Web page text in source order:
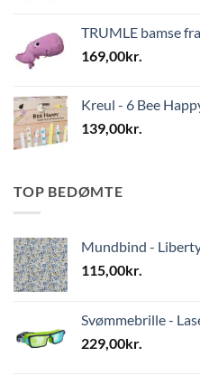
TRUMLE bamse
169,00kr.
Kreul - 6 Bee
139,00kr.
TOP BEDØMTE
Mundbind -
115,00kr.
Svømmebrille -
229,00kr.